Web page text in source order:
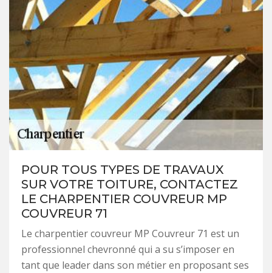
POUR TOUS TYPES DE TRAVAUX
SUR VOTRE TOITURE, CONTACTEZ
LE CHARPENTIER COUVREUR MP
COUVREUR 71
Le charpentier couvreur MP Couvreur 71 est un
professionnel chevronné qui a su s’imposer en
tant que leader dans son métier en proposant ses